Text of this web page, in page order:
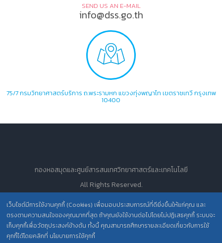
SEND US AN E-MAIL
info@dss.go.th
75/7 กรมวิทยาศาสตร์บริการ ถ.พระรามหก แขวงทุ่งพญาไท เขตราชเทวี กรุงเทพ
10400
เว็บไซต์มีการใช้งานคุกกี้ (Cookies) เพื่อมอบประสบการณ์ที่ดียิ่งขึ้นให้แก่คุณ และ
ตรงตามความสนใจของคุณมากที่สุด ถ้าคุณยังใช้งานต่อไปโดยไม่ปฏิเสธคุกกี้ ระบบจะ
เก็บคุกกี้เพื่อวัตถุประสงค์ข้างต้น ทั้งนี้ คุณสามารถศึกษารายละเอียดเกี่ยวกับการใช้
คุกกี้ได้โดยคลิกที่ นโยบายการใช้คุกกี้
กองหอสมุดและศูนย์สารสนเทศวิทยาศาสตร์และเทคโนโลยี
All Rights Reserved.
นโยบายการคุ้มครองข้อมูลส่วนบุคคล วศ. /
ประกาศความเป็นส่วนตัว (Privacy Notice) สำหรับการบริการสารสนเทศ